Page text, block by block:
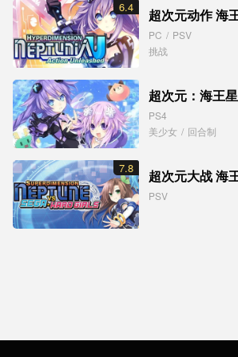
6.4
PC / PSV
挑战
PS4
美少女 / 回合制
7.8
PSV